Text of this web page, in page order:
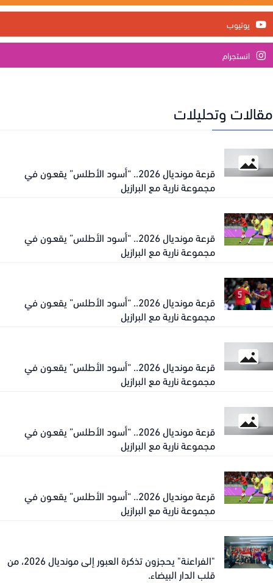
يوتيوب
انستجرام
وتحليلات
قرعة مونديال 2026.. “أسود الأطلس” يقعـون في
مجموعة نارية مع البرازيل
قرعة مونديال 2026.. “أسود الأطلس” يقعـون في
مجموعة نارية مع البرازيل
قرعة مونديال 2026.. “أسود الأطلس” يقعـون في
مجموعة نارية مع البرازيل
قرعة مونديال 2026.. “أسود الأطلس” يقعـون في
مجموعة نارية مع البرازيل
قرعة مونديال 2026.. “أسود الأطلس” يقعـون في
مجموعة نارية مع البرازيل
قرعة مونديال 2026.. “أسود الأطلس” يقعـون في
مجموعة نارية مع البرازيل
"الفراعنة" يحجزون تذكرة العبور إلى مونديال 2026، من
قلب الدار البيضاء.